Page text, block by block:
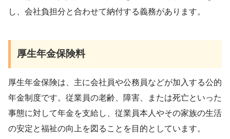
し、会社負担分と合わせて納付する義務があります。
厚生年金保険料
厚生年金保険は、主に会社員や公務員などが加入する公的
年金制度です。従業員の老齢、障害、または死亡といった
事態に対して年金を支給し、従業員本人やその家族の生活
の安定と福祉の向上を図ることを目的としています。